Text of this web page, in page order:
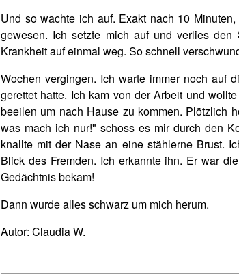
Und so wachte ich auf. Exakt nach 10
gewesen. Ich setzte mich auf und verlies
Krankheit auf einmal weg. So schnell
Wochen vergingen. Ich warte immer noch auf
gerettet hatte. Ich kam von der Arbeit und
beeilen um nach Hause zu kommen. Plötzlich
was mach ich nur!" schoss es mir durch den
knallte mit der Nase an eine stählerne Brust.
Blick des Fremden. Ich erkannte ihn. Er war
Gedächtnis bekam!
Dann wurde alles schwarz um mich herum.
Autor: Claudia W.